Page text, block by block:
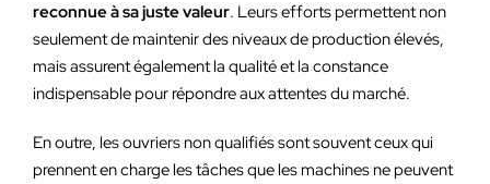
reconnue à sa juste valeur. Leurs efforts permettent non
seulement de maintenir des niveaux de production élevés,
mais assurent également la qualité et la constance
indispensable pour répondre aux attentes du marché.
En outre, les ouvriers non qualifiés sont souvent ceux qui
prennent en charge les tâches que les machines ne peuvent